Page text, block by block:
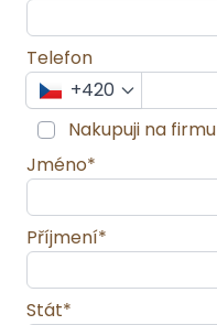
Telefon
+420
Nakupuji na firmu
Jméno*
Příjmení*
Stát*